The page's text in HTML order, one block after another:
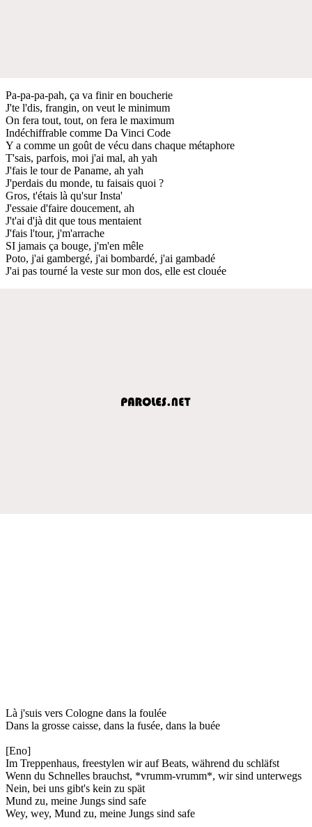
Pa-pa-pa-pah, ça va finir en boucherie
J'te l'dis, frangin, on veut le minimum
On fera tout, tout, on fera le maximum
Indéchiffrable comme Da Vinci Code
Y a comme un goût de vécu dans chaque métaphore
T'sais, parfois, moi j'ai mal, ah yah
J'fais lе tour de Paname, ah yah
J'perdais du mondе, tu faisais quoi ?
Gros, t'étais là qu'sur Insta'
J'essaie d'faire doucement, ah
J't'ai d'jà dit que tous mentaient
J'fais l'tour, j'm'arrache
SI jamais ça bouge, j'm'en mêle
Poto, j'ai gambergé, j'ai bombardé, j'ai gambadé
J'ai pas tourné la veste sur mon dos, elle est clouée
Là j'suis vers Cologne dans la foulée
Dans la grosse caisse, dans la fusée, dans la buée
[Eno]
Im Treppenhaus, freestylen wir auf Beats, während du schläfst
Wenn du Schnelles brauchst, *vrumm-vrumm*, wir sind unterwegs
Nein, bei uns gibt's kein zu spät
Mund zu, meine Jungs sind safe
Wey, wey, Mund zu, meine Jungs sind safe